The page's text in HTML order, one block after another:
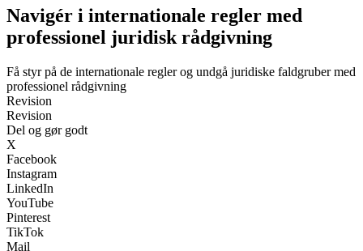
Navigér i internationale regler med
professionel juridisk rådgivning
Få styr på de internationale regler og undgå juridiske faldgruber med
professionel rådgivning
Revision
Revision
Del og gør godt
X
Facebook
Instagram
LinkedIn
YouTube
Pinterest
TikTok
Mail